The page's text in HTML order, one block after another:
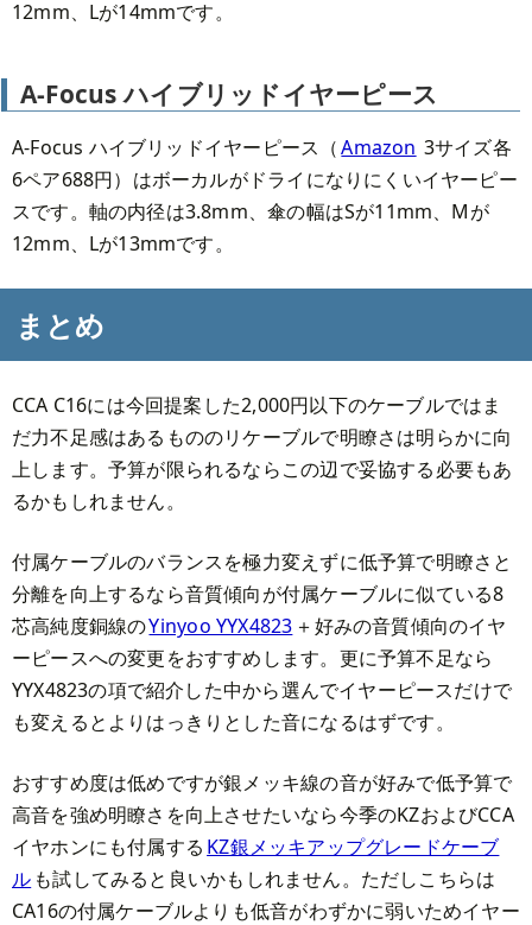
12mm、Lが14mmです。
A-Focus ハイブリッドイヤーピース
A-Focus ハイブリッドイヤーピース（Amazon 3サイズ各
6ペア688円）はボーカルがドライになりにくいイヤーピー
スです。軸の内径は3.8mm、傘の幅はSが11mm、Mが
12mm、Lが13mmです。
まとめ
CCA C16には今回提案した2,000円以下のケーブルではま
だ力不足感はあるもののリケーブルで明瞭さは明らかに向
上します。予算が限られるならこの辺で妥協する必要もあ
るかもしれません。
付属ケーブルのバランスを極力変えずに低予算で明瞭さと
分離を向上するなら音質傾向が付属ケーブルに似ている8
芯高純度銅線のYinyoo YYX4823 ＋好みの音質傾向のイヤ
ーピースへの変更をおすすめします。更に予算不足なら
YYX4823の項で紹介した中から選んでイヤーピースだけで
も変えるとよりはっきりとした音になるはずです。
おすすめ度は低めですが銀メッキ線の音が好みで低予算で
高音を強め明瞭さを向上させたいなら今季のKZおよびCCA
イヤホンにも付属する KZ銀メッキアップグレードケーブ
ル も試してみると良いかもしれません。ただしこちらは
CA16の付属ケーブルよりも低音がわずかに弱いためイヤー